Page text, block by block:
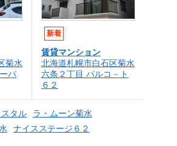
菊水
パ
新着
賃貸マンション
北海道札幌市白石区菊水
六条２丁目 パルコ－ト
６２
タル
ラ・ムーン菊水
ナイスステージ６２